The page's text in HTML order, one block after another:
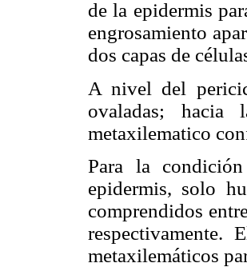
de la epidermis
engrosamiento
dos capas de
A nivel del
ovaladas;
metaxilematico
Para la
epidermis, solo
comprendidos
respectivamente.
metaxilemáticos